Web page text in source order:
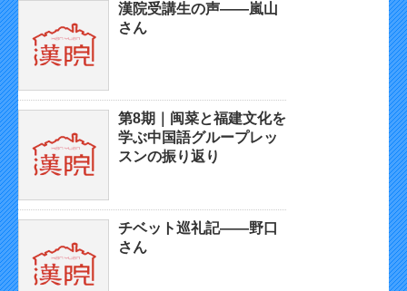
漢院受講生の声——嵐山
さん
第8期｜闽菜と福建文化を
学ぶ中国語グループレッ
スンの振り返り
チベット巡礼記——野口
さん